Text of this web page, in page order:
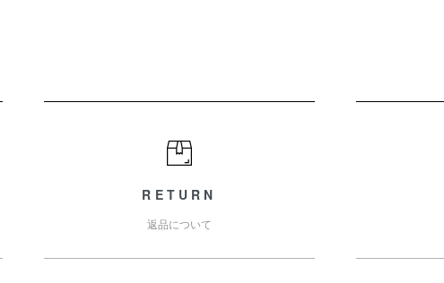
RETURN
返品について